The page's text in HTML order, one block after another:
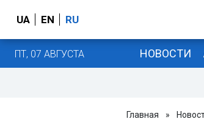
UA EN RU
ПТ, 07 АВГУСТА НОВОСТИ
Главная »